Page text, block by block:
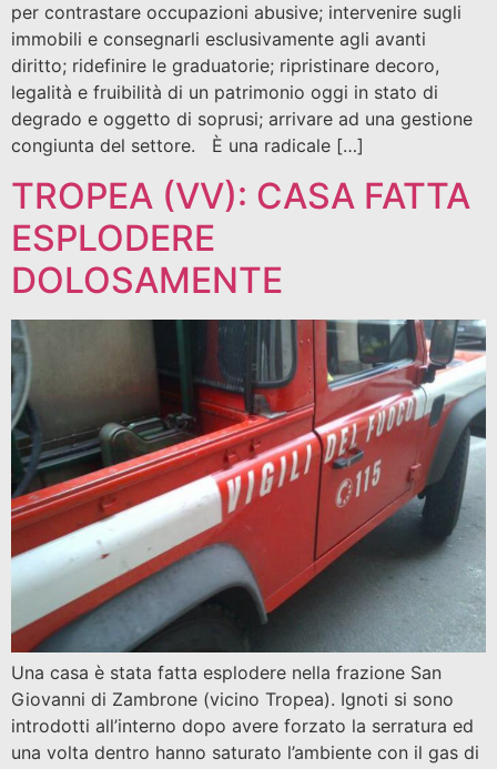
per contrastare occupazioni abusive; intervenire sugli
immobili e consegnarli esclusivamente agli avanti
diritto; ridefinire le graduatorie; ripristinare decoro,
legalità e fruibilità di un patrimonio oggi in stato di
degrado e oggetto di soprusi; arrivare ad una gestione
congiunta del settore. È una radicale […]
TROPEA (VV): CASA FATTA
ESPLODERE
DOLOSAMENTE
Una casa è stata fatta esplodere nella frazione San
Giovanni di Zambrone (vicino Tropea). Ignoti si sono
introdotti all’interno dopo avere forzato la serratura ed
una volta dentro hanno saturato l’ambiente con il gas di